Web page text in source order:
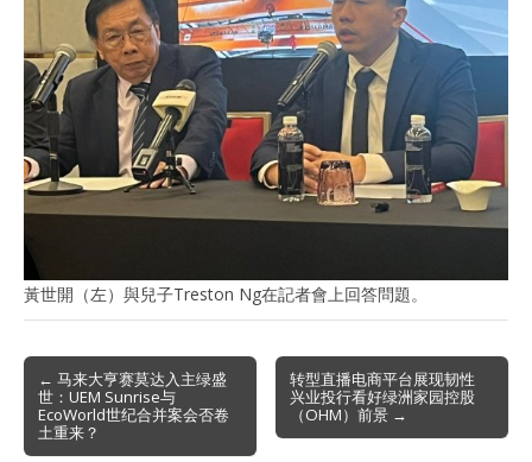
黃世開（左）與兒子Treston Ng在記者會上回答問題。
Post
navigation
← 马来大亨赛莫达入主绿盛
世：UEM Sunrise与
EcoWorld世纪合并案会否卷
土重来？
转型直播电商平台展现韧性
兴业投行看好绿洲家园控股
（OHM）前景 →